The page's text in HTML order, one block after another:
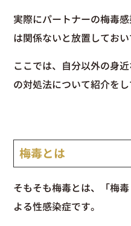
実際にパートナーの梅毒
は関係ないと放置してお
ここでは、自分以外の身
の対処法について紹介をし
梅毒とは
そもそも梅毒とは、「梅
よる性感染症です。